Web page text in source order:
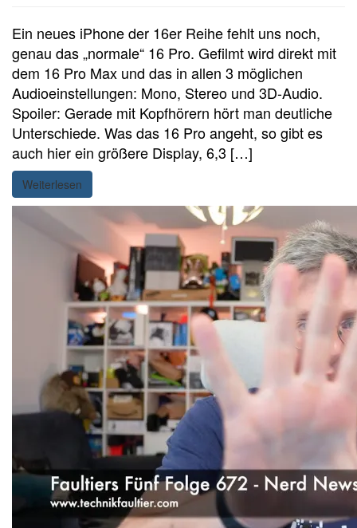
Ein neues iPhone der 16er Reihe fehlt uns noch,
genau das „normale“ 16 Pro. Gefilmt wird direkt mit
dem 16 Pro Max und das in allen 3 möglichen
Audioeinstellungen: Mono, Stereo und 3D-Audio.
Spoiler: Gerade mit Kopfhörern hört man deutliche
Unterschiede. Was das 16 Pro angeht, so gibt es
auch hier ein größere Display, 6,3 […]
Weiterlesen